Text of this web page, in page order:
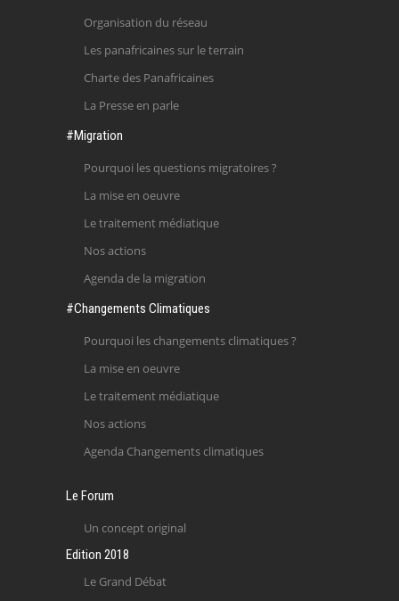
Organisation du réseau
Les panafricaines sur le terrain
Charte des Panafricaines
La Presse en parle
#Migration
Pourquoi les questions migratoires ?
La mise en oeuvre
Le traitement médiatique
Nos actions
Agenda de la migration
#Changements Climatiques
Pourquoi les changements climatiques ?
La mise en oeuvre
Le traitement médiatique
Nos actions
Agenda Changements climatiques
Le Forum
Un concept original
Edition 2018
Le Grand Débat